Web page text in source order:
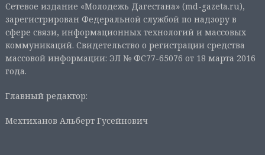
Сетевое издание «Молодежь Дагестана» (md-gazeta.ru),
зарегистрирован Федеральной службой по надзору в
сфере связи, информационных технологий и массовых
коммуникаций. Свидетельство о регистрации средства
массовой информации: ЭЛ № ФС77-65076 от 18 марта 2016
года.
Главный редактор:
Мехтиханов Альберт Гусейнович